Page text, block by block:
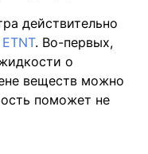
действительно
ETNT. Во-первых,
о
веществ можно
поможет не